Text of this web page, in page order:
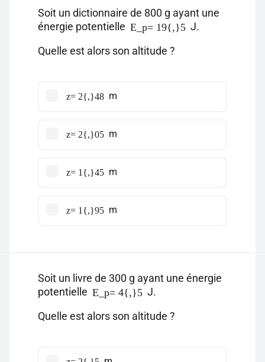
Soit un dictionnaire de 800 g ayant une
énergie potentielle E_p= 19{,}5 J.
Quelle est alors son altitude ?
z= 2{,}48 m
z= 2{,}05 m
z= 1{,}45 m
z= 1{,}95 m
Soit un livre de 300 g ayant une énergie
potentielle E_p= 4{,}5 J.
Quelle est alors son altitude ?